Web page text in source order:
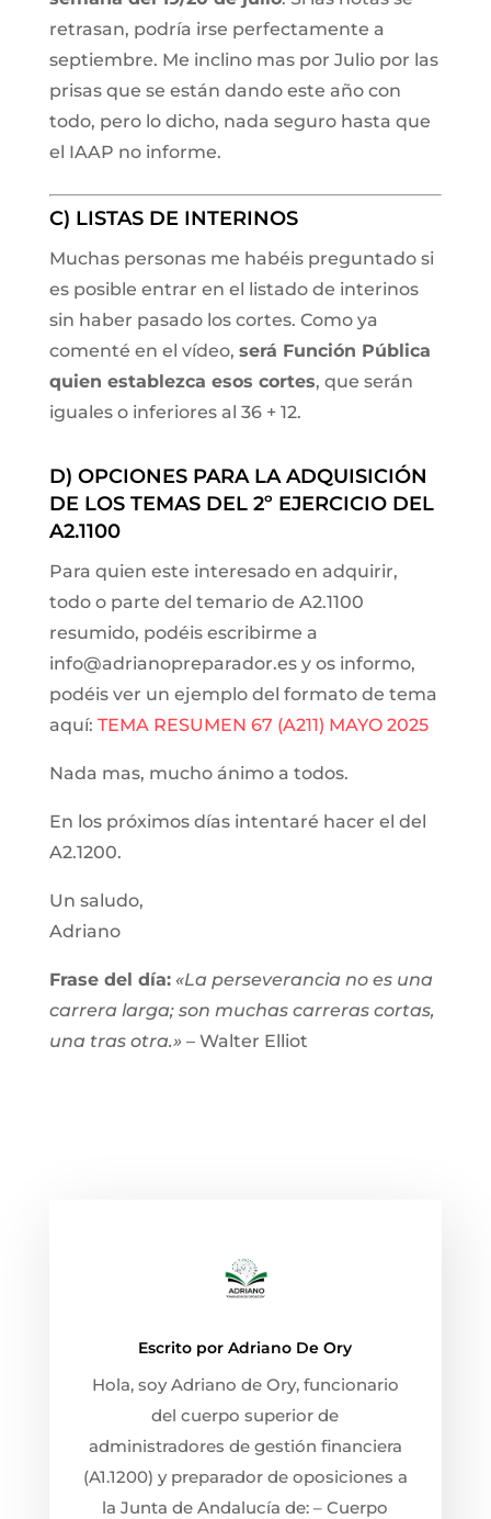
retrasan, podría irse perfectamente a
septiembre. Me inclino mas por Julio por las
prisas que se están dando este año con
todo, pero lo dicho, nada seguro hasta que
el IAAP no informe.
C) LISTAS DE INTERINOS
Muchas personas me habéis preguntado si
es posible entrar en el listado de interinos
sin haber pasado los cortes. Como ya
comenté en el vídeo, será Función Pública
quien establezca esos cortes, que serán
iguales o inferiores al 36 + 12.
D) OPCIONES PARA LA ADQUISICIÓN
DE LOS TEMAS DEL 2º EJERCICIO DEL
A2.1100
Para quien este interesado en adquirir,
todo o parte del temario de A2.1100
resumido, podéis escribirme a
info@adrianopreparador.es y os informo,
podéis ver un ejemplo del formato de tema
aquí: TEMA RESUMEN 67 (A211) MAYO 2025
Nada mas, mucho ánimo a todos.
En los próximos días intentaré hacer el del
A2.1200.
Un saludo,
Adriano
Frase del día: «La perseverancia no es una
carrera larga; son muchas carreras cortas,
una tras otra.»– Walter Elliot
Escrito porAdriano De Ory
Hola, soy Adriano de Ory, funcionario
del cuerpo superior de
administradores de gestión financiera
(A1.1200) y preparador de oposiciones a
la Junta de Andalucía de: – Cuerpo